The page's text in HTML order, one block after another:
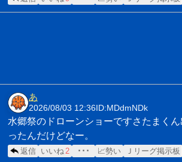
あ
2026/08/03 12:36 ID:MDdmNDk
水郷祭のドローンショーですさたまく
ったんだけどなー。
返信 いいね2 ･･･ 📈勢い Ｊリーグ掲示板